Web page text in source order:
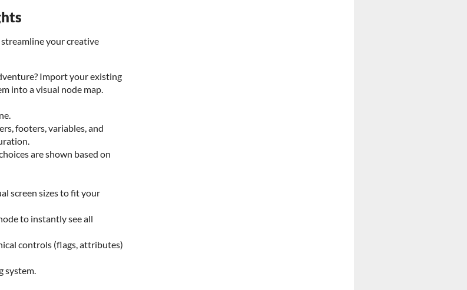
your creative
Import your existing
into a visual node map.
footers, variables, and
are shown based on
screen sizes to fit your
to instantly see all
controls (flags, attributes)
system.